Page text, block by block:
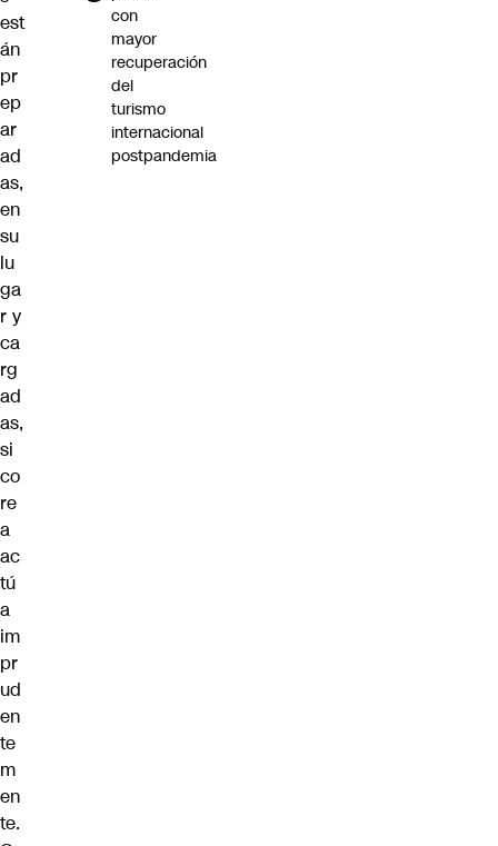
est
án
pr
ep
ar
ad
as,
en
su
lu
ga
r y
ca
rg
ad
as,
si
co
re
a
ac
tú
a
im
pr
ud
en
te
m
en
te.
con
mayor
recuperación
del
turismo
internacional
postpandemia